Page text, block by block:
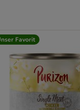
Favorit